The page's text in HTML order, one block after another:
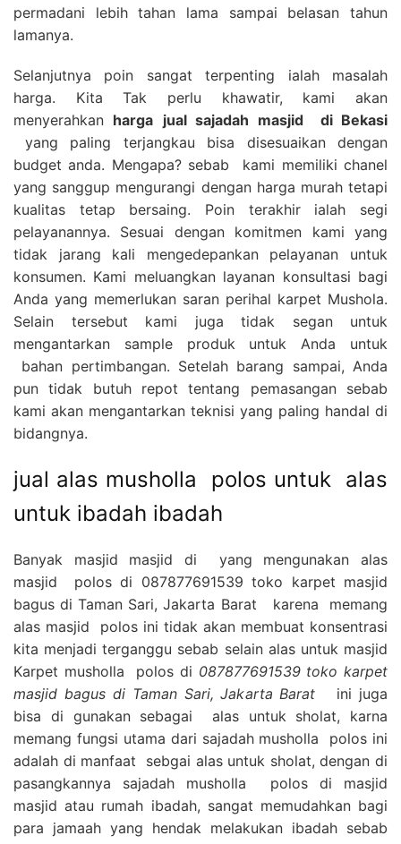
permadani lebih tahan lama sampai belasan tahun
lamanya.
Selanjutnya poin sangat terpenting ialah masalah
harga. Kita Tak perlu khawatir, kami akan
menyerahkan harga jual sajadah masjid
di Bekasi
yang paling terjangkau bisa disesuaikan dengan
budget anda. Mengapa? sebab kami memiliki chanel
yang sanggup mengurangi dengan harga murah tetapi
kualitas tetap bersaing. Poin terakhir ialah segi
pelayanannya. Sesuai dengan komitmen kami yang
tidak jarang kali mengedepankan pelayanan untuk
konsumen. Kami meluangkan layanan konsultasi bagi
Anda yang memerlukan saran perihal karpet Mushola.
Selain tersebut kami juga tidak segan untuk
mengantarkan sample produk untuk Anda untuk
bahan pertimbangan. Setelah barang sampai, Anda
pun tidak butuh repot tentang pemasangan sebab
kami akan mengantarkan teknisi yang paling handal di
bidangnya.
jual alas musholla polos untuk alas
untuk ibadah ibadah
Banyak masjid masjid di yang mengunakan alas
masjid polos di 087877691539 toko karpet masjid
bagus di Taman Sari, Jakarta Barat karena memang
alas masjid polos ini tidak akan membuat konsentrasi
kita menjadi terganggu sebab selain alas untuk masjid
Karpet musholla polos di 087877691539 toko karpet
masjid bagus di Taman Sari, Jakarta Barat
ini juga
bisa di gunakan sebagai alas untuk sholat, karna
memang fungsi utama dari sajadah musholla polos ini
adalah di manfaat sebgai alas untuk sholat, dengan di
pasangkannya sajadah musholla polos di masjid
masjid atau rumah ibadah, sangat memudahkan bagi
para jamaah yang hendak melakukan ibadah sebab